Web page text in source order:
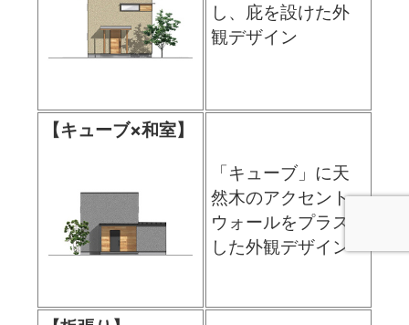
し、庇を設けた外
観デザイン
【キューブ×和室】
「キューブ」に天
然木のアクセント
ウォールをプラス
した外観デザイン
電話問合せ LINE問合せ WEB問合せ